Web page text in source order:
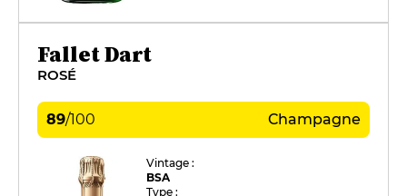
Fallet Dart
ROSÉ
89/100 Champagne
Vintage :
BSA
Type :